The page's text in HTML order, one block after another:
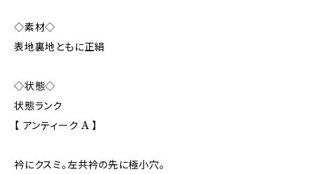
◇素材◇
表地裏地ともに正絹
◇状態◇
状態ランク
【 アンティーク A 】
衿にクスミ。左共衿の先に極小穴。